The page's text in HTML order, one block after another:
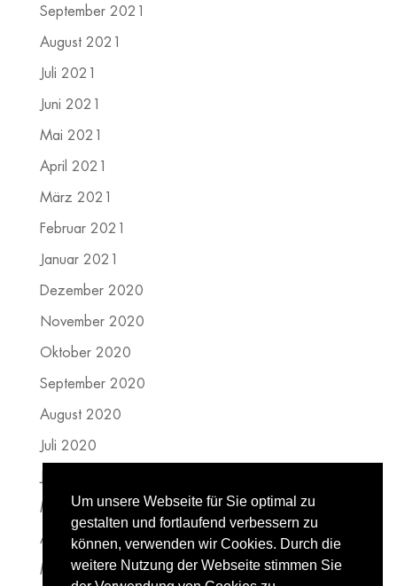
September 2021
August 2021
Juli 2021
Juni 2021
Mai 2021
April 2021
März 2021
Februar 2021
Januar 2021
Dezember 2020
November 2020
Oktober 2020
September 2020
August 2020
Juli 2020
Mai 2020
April 2020
März 2020
Um unsere Webseite für Sie optimal zu
gestalten und fortlaufend verbessern zu
können, verwenden wir Cookies. Durch die
weitere Nutzung der Webseite stimmen Sie